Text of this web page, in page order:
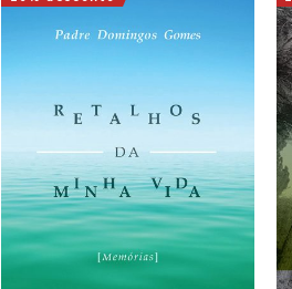
O
preço
original
O
preço
atual
é: